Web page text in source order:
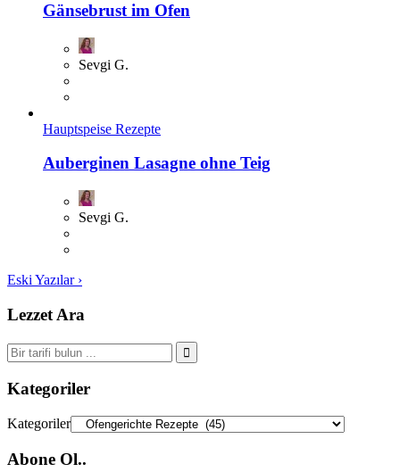
Gänsebrust im Ofen
Sevgi G.
Hauptspeise Rezepte
Auberginen Lasagne ohne Teig
Sevgi G.
Eski Yazılar ›
Lezzet Ara
Kategoriler
Kategoriler
Abone Ol..